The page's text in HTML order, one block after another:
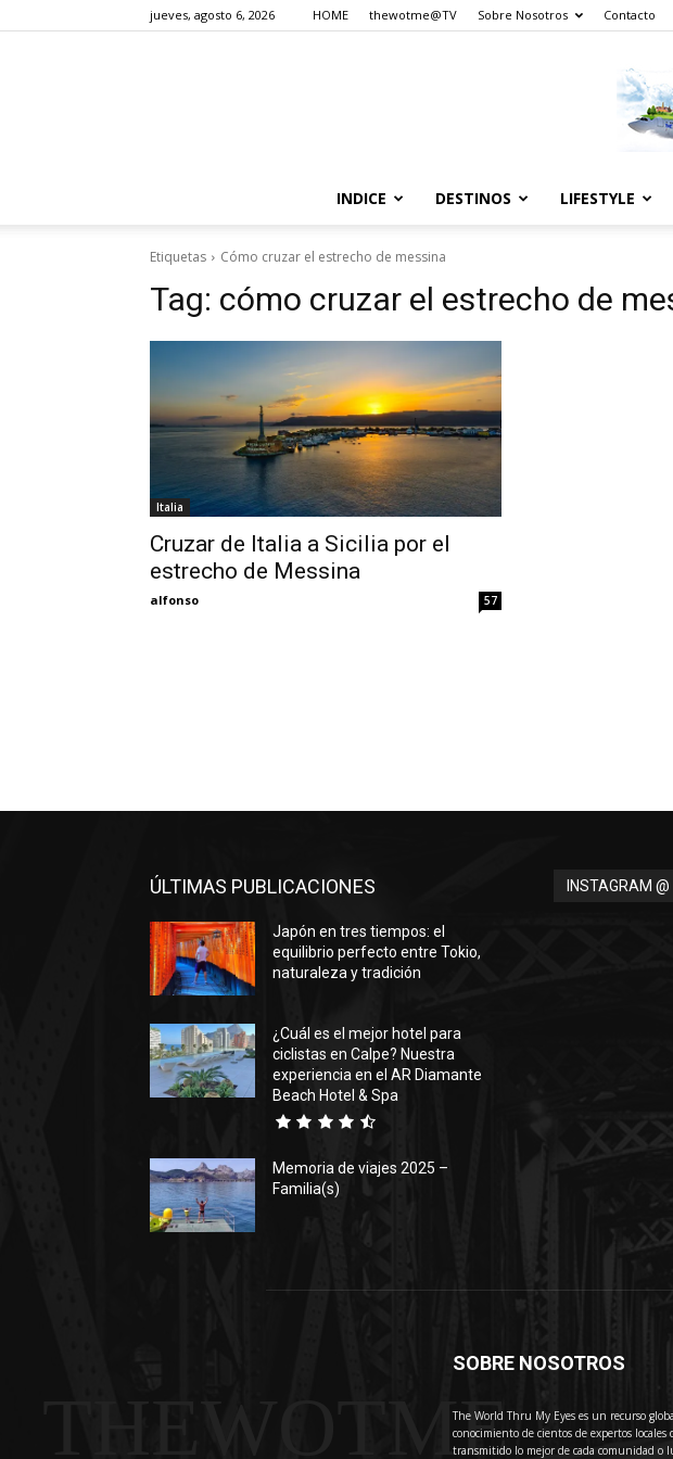
jueves, agosto 6, 2026 HOME thewotme@TV Sobre Nosotros Contacto
INDICE DESTINOS LIFESTYLE
Etiquetas Cómo cruzar el estrecho de messina
Tag: cómo cruzar el estrecho de
Italia
Cruzar de Italia a Sicilia por el
estrecho de Messina
alfonso 57
ÚLTIMAS PUBLICACIONES
Japón en tres tiempos: el
equilibrio perfecto entre Tokio,
naturaleza y tradición
¿Cuál es el mejor hotel para
ciclistas en Calpe? Nuestra
experiencia en el AR Diamante
Beach Hotel & Spa
Memoria de viajes 2025 –
Familia(s)
INSTAGRAM
THEWOTME
SOBRE NOSOTROS
The World Thru My Eyes es un recurso
conocimiento de cientos de expertos
transmitido lo mejor de cada comunidad o